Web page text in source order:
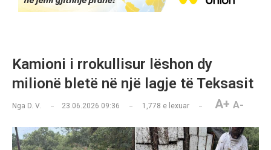
Kamioni i rrokullisur lëshon dy
milionë bletë në një lagje të Teksasit
Nga D. V. 23.06.2026 09:36 1,778 e lexuar A+ A-